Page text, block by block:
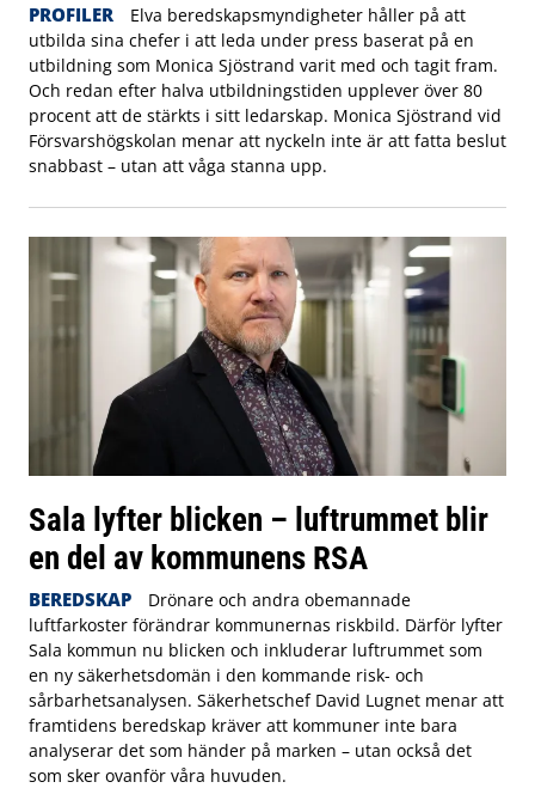
PROFILER
Elva beredskapsmyndigheter håller på att
utbilda sina chefer i att leda under press baserat på en
utbildning som Monica Sjöstrand varit med och tagit fram.
Och redan efter halva utbildningstiden upplever över 80
procent att de stärkts i sitt ledarskap. Monica Sjöstrand vid
Försvarshögskolan menar att nyckeln inte är att fatta beslut
snabbast – utan att våga stanna upp.
Sala lyfter blicken – luftrummet blir
en del av kommunens RSA
BEREDSKAP
Drönare och andra obemannade
luftfarkoster förändrar kommunernas riskbild. Därför lyfter
Sala kommun nu blicken och inkluderar luftrummet som
en ny säkerhetsdomän i den kommande risk- och
sårbarhetsanalysen. Säkerhetschef David Lugnet menar att
framtidens beredskap kräver att kommuner inte bara
analyserar det som händer på marken – utan också det
som sker ovanför våra huvuden.